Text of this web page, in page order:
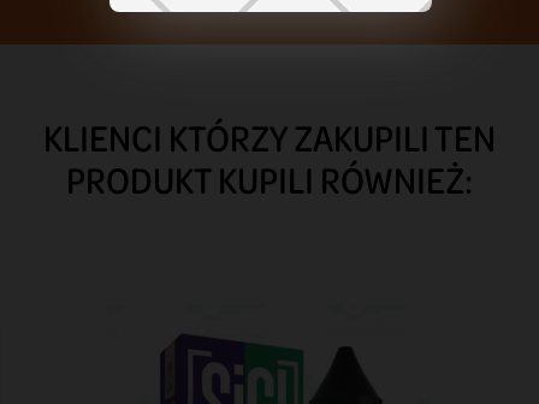
KLIENCI KTÓRZY ZAKUPILI TEN
PRODUKT KUPILI RÓWNIEŻ: